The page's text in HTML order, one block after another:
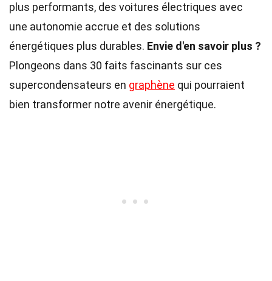
plus performants, des voitures électriques avec
une autonomie accrue et des solutions
énergétiques plus durables. Envie d'en savoir plus ?
Plongeons dans 30 faits fascinants sur ces
supercondensateurs en graphène qui pourraient
bien transformer notre avenir énergétique.